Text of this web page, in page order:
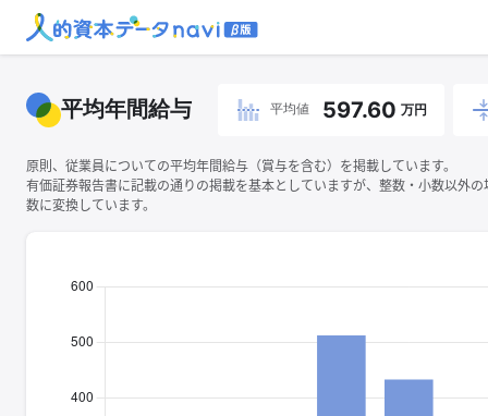
平均年間給与 平均値 597.60 万円
原則、従業員についての平均年間給与（賞与を含む）を掲載しています。
有価証券報告書に記載の通りの掲載を基本としていますが、整数・小数以外
数に変換しています。